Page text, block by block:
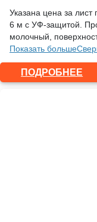
Указана цена за
6 м с УФ-защитой.
молочный,
Показать больше
ПОДРОБНЕЕ